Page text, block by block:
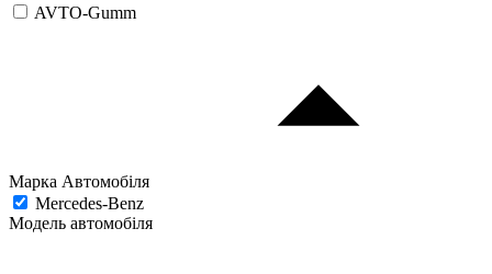
AVTO-Gumm
Марка Автомобіля
Mercedes-Benz
Модель автомобіля